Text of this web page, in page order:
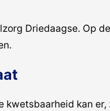
Driedaagse. Op
kan